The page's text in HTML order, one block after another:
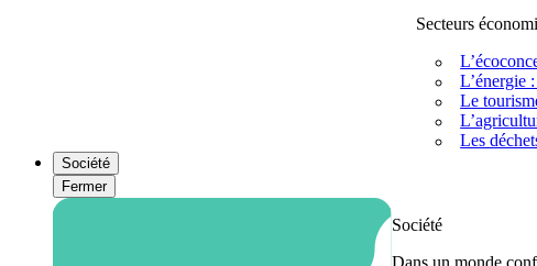
Secteurs
L’énergie
Le
Les
Société
Fermer
Société
Dans un monde